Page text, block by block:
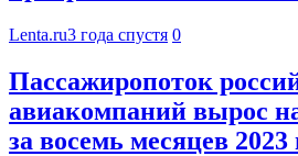
Lenta.ru3 года спустя 0
Пассажиропоток
авиакомпаний вырос
за восемь месяцев 2023